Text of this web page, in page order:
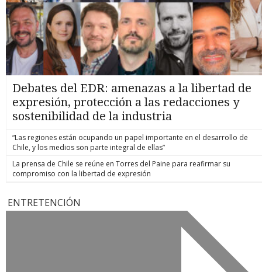
Debates del EDR: amenazas a la libertad de
expresión, protección a las redacciones y
sostenibilidad de la industria
“Las regiones están ocupando un papel importante en el desarrollo de
Chile, y los medios son parte integral de ellas”
La prensa de Chile se reúne en Torres del Paine para reafirmar su
compromiso con la libertad de expresión
ENTRETENCIÓN